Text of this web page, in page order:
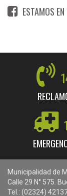
ESTAMOS
Municipalidad de
Calle 29 N° 575.
Tel.: (02324)